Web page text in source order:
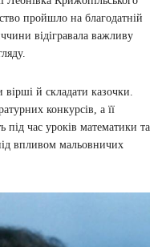
пройшло на благодатній
відігравала важливу
й складати казочки.
конкурсів, а її
під час уроків математики та
впливом мальовничих